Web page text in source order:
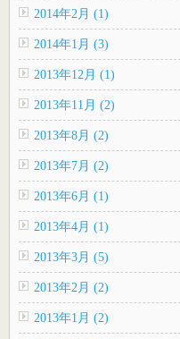
2014年2月 (1)
2014年1月 (3)
2013年12月 (1)
2013年11月 (2)
2013年8月 (2)
2013年7月 (2)
2013年6月 (1)
2013年4月 (1)
2013年3月 (5)
2013年2月 (2)
2013年1月 (2)